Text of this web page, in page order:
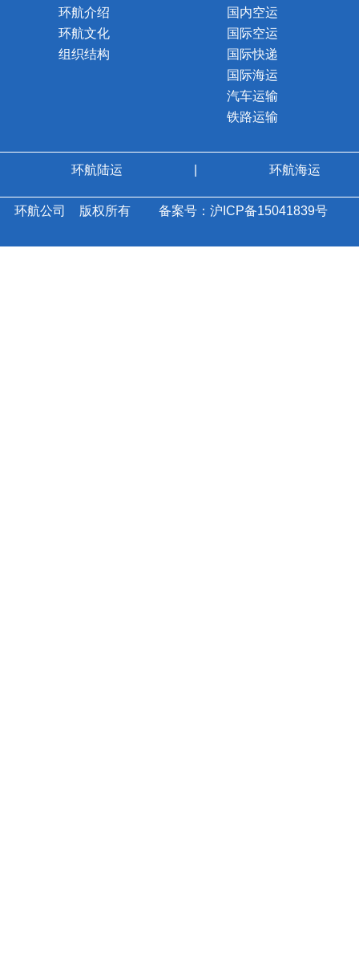
环航介绍
环航文化
组织结构
国内空运
国际空运
国际快递
国际海运
汽车运输
铁路运输
环航陆运 环航海运
环航公司 版权所有 备案号：沪ICP备15041839号